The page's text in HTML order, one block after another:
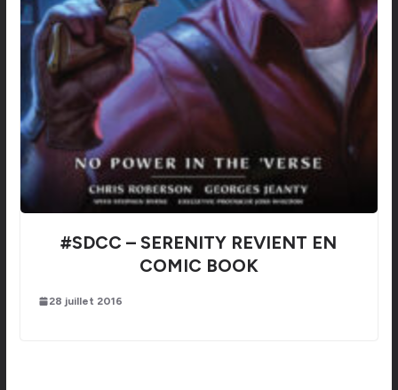
#SDCC – SERENITY REVIENT EN
COMIC BOOK
28 juillet 2016